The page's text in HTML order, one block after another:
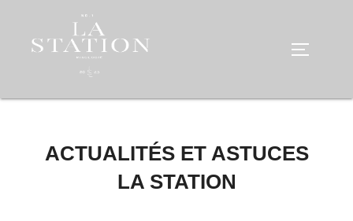
contenu
ACTUALITÉS ET ASTUCES
LA STATION